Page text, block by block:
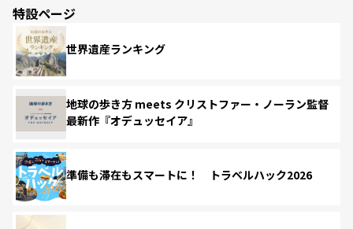
特設ページ
世界遺産ランキング
地球の歩き方 meets クリストファー・ノーラン監督
最新作『オデュッセイア』
準備も滞在もスマートに！ トラベルハック2026